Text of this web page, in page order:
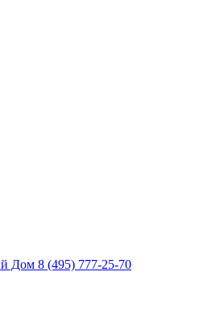
8 (495) 777-25-70